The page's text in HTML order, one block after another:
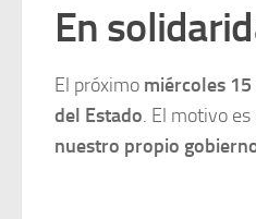
En
El próximo miércoles
del Estado. El motivo es
nuestro propio